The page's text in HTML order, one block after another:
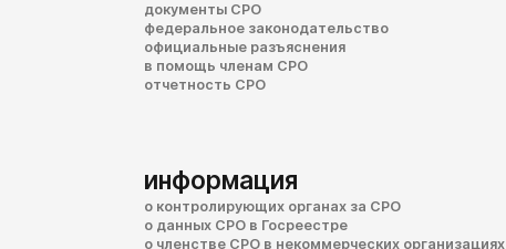
документы СРО
федеральное законодательство
официальные разъяснения
в помощь членам СРО
отчетность СРО
информация
о контролирующих органах за СРО
о данных СРО в Госреестре
о членстве СРО в некоммерческих организациях